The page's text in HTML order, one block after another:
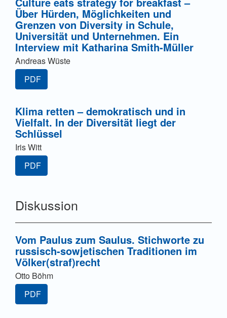
Über Hürden, Möglichkeiten und
Grenzen von Diversity in Schule,
Universität und Unternehmen. Ein
Interview mit Katharina Smith-Müller
Andreas Wüste
PDF
Klima retten – demokratisch und in
Vielfalt. In der Diversität liegt der
Schlüssel
Iris Witt
PDF
Diskussion
Vom Paulus zum Saulus. Stichworte zu
russisch-sowjetischen Traditionen im
Völker(straf)recht
Otto Böhm
PDF